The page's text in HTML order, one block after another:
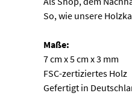
So, wie unsere
Maße:
7 cm x 5 cm x 3 mm
FSC-zertiziertes Holz
Gefertigt in